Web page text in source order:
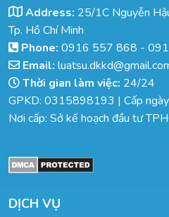
Address: 25/1C Nguyễn
Tp. Hồ Chí Minh
Phone: 0916 557 868 -
Email:
Thời gian làm việc: 24/24
GPKD: 0315898193 | Cấp
Nơi cấp: Sở kế hoạch đầu tư
DỊCH VỤ